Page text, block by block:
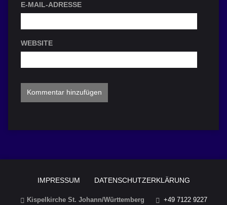
E-MAIL-ADRESSE
WEBSITE
IMPRESSUM DATENSCHUTZERKLÄRUNG
Kispelkirche St. Johann/Württemberg +49 7122 9227